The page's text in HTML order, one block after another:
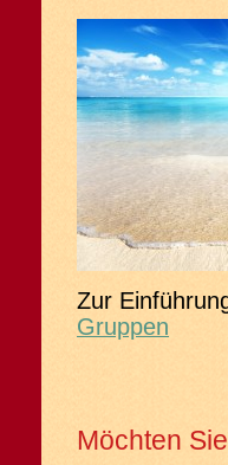
Zur
Gruppen
Möchten